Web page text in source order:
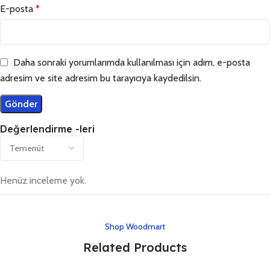
Değerlendirme -leri
Henüz inceleme yok.
E-posta *
Daha sonraki yorumlarımda kullanılması için adım, e-posta
adresim ve site adresim bu tarayıcıya kaydedilsin.
Shop Woodmart
Related Products